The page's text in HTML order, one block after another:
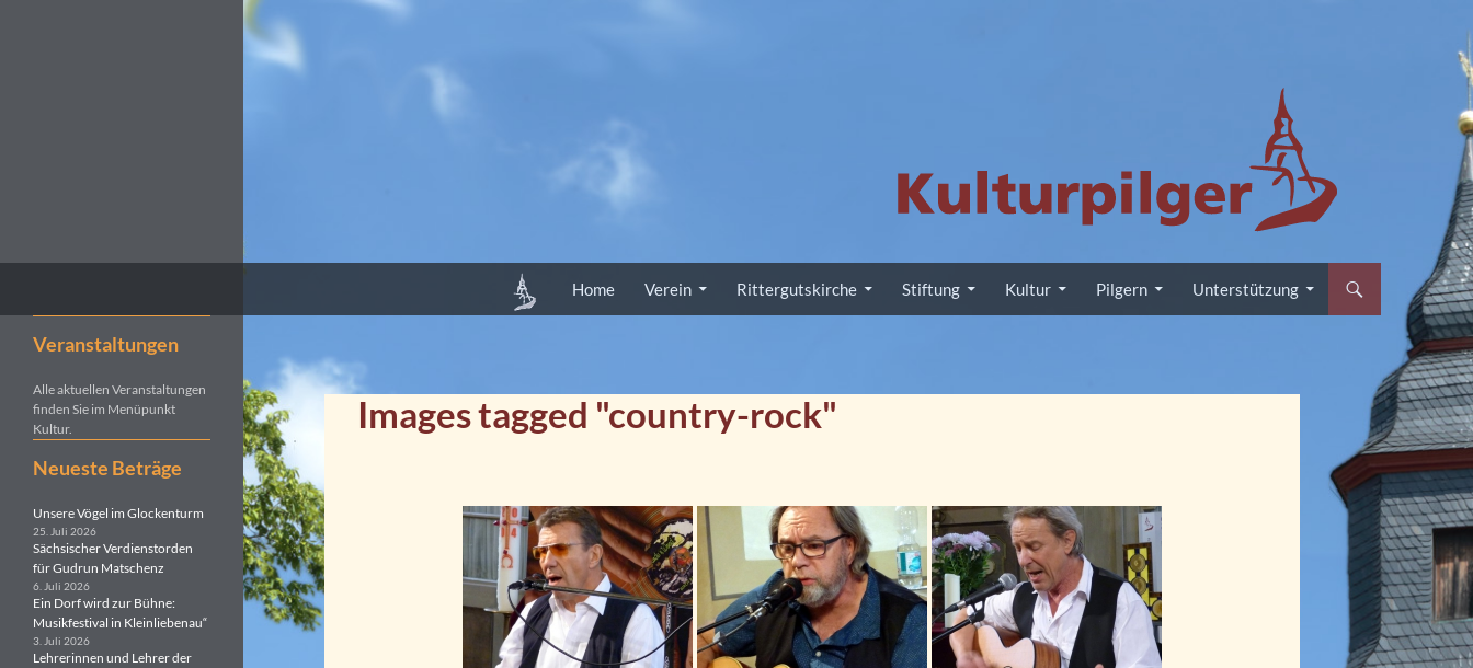
Zum Inhalt springen
Home Verein Rittergutskirche Stiftung Kultur Pilgern Unterstützung
Images tagged "country-rock"
Veranstaltungen
Alle aktuellen Veranstaltungen
finden Sie im Menüpunkt
Kultur.
Neueste Beträge
Unsere Vögel im Glockenturm
25. Juli 2026
Sächsischer Verdienstorden
für Gudrun Matschenz
6. Juli 2026
Ein Dorf wird zur Bühne:
Musikfestival in Kleinliebenau“
3. Juli 2026
Lehrerinnen und Lehrer der